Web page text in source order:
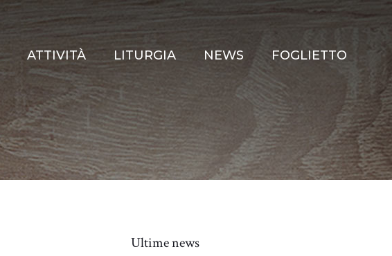
ATTIVITÀ LITURGIA NEWS FOGLIETTO
Ultime news